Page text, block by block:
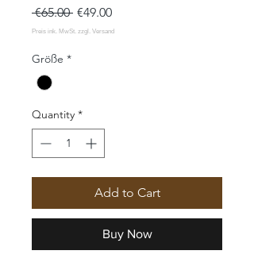
€65.00 Regular
Price
€49.00Sale
Price
Größe *
Quantity *
Add to Cart
Buy Now